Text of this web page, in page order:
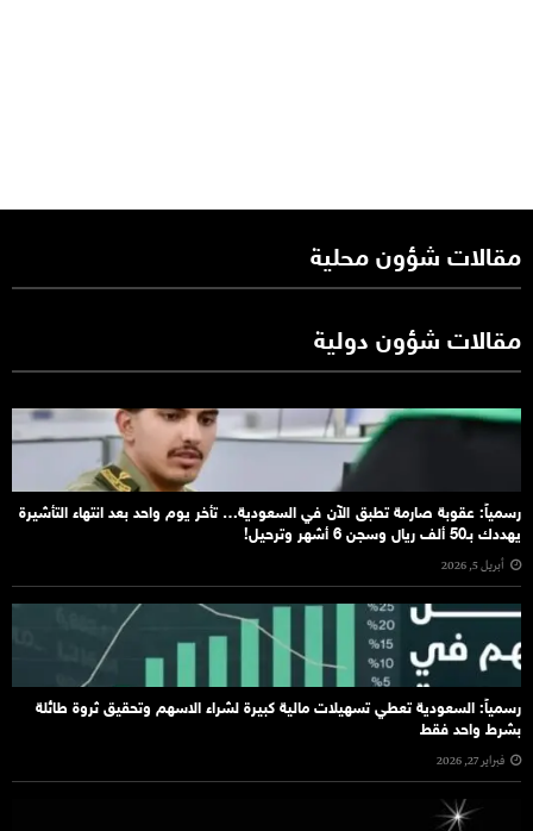
مقالات شؤون محلية
مقالات شؤون دولية
رسمياً: عقوبة صارمة تطبق الآن في السعودية… تأخر يوم واحد بعد انتهاء التأشيرة
يهددك بـ50 ألف ريال وسجن 6 أشهر وترحيل!
أبريل 5, 2026
رسمياً: السعودية تعطي تسهيلات مالية كبيرة لشراء الاسهم وتحقيق ثروة طائلة
بشرط واحد فقط
فبراير 27, 2026